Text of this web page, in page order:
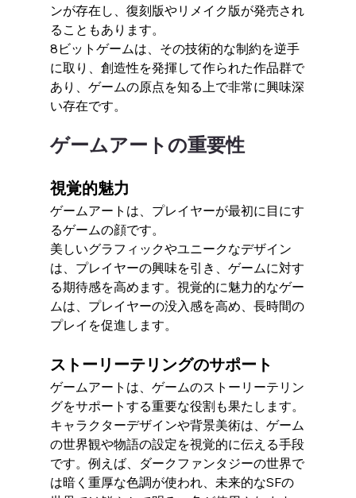
ンが存在し、復刻版やリメイク版が発売され
ることもあります。
8ビットゲームは、その技術的な制約を逆手
に取り、創造性を発揮して作られた作品群で
あり、ゲームの原点を知る上で非常に興味深
い存在です。
ゲームアートの重要性
視覚的魅力
ゲームアートは、プレイヤーが最初に目にす
るゲームの顔です。
美しいグラフィックやユニークなデザイン
は、プレイヤーの興味を引き、ゲームに対す
る期待感を高めます。視覚的に魅力的なゲー
ムは、プレイヤーの没入感を高め、長時間の
プレイを促進します。
ストーリーテリングのサポート
ゲームアートは、ゲームのストーリーテリン
グをサポートする重要な役割も果たします。
キャラクターデザインや背景美術は、ゲーム
の世界観や物語の設定を視覚的に伝える手段
です。例えば、ダークファンタジーの世界で
は暗く重厚な色調が使われ、未来的なSFの